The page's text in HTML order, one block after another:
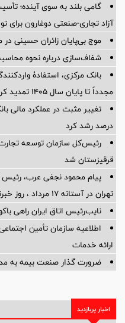
گامی بلند به سوی آینده؛
آزاد تجاری-صنعتی دوغارون برای
موج بی‌پایان زائران حسینی
شفاف‌سازی درباره نحوه
بانک مرکزی، استفادۀ
مجدداً تا پایان سال ۱۴۰۵ تمدید کرد
درصد رشد کرد
رئیس‌کل سازمان توسعه تجارت
قرقیزستان شد
پیام محمود نجفی عرب، رئیس
تهران در آستانه 17 مرداد ، روز خبرنگار
نایب‌رئیس اتاق ایران راهی
اطلاعیه سازمان تأمین
ارائه خدمات
ضرورت گذار صنعت بیمه به
اخبار پربازدید